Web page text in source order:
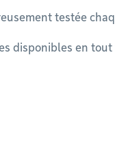
testée
disponibles en tout